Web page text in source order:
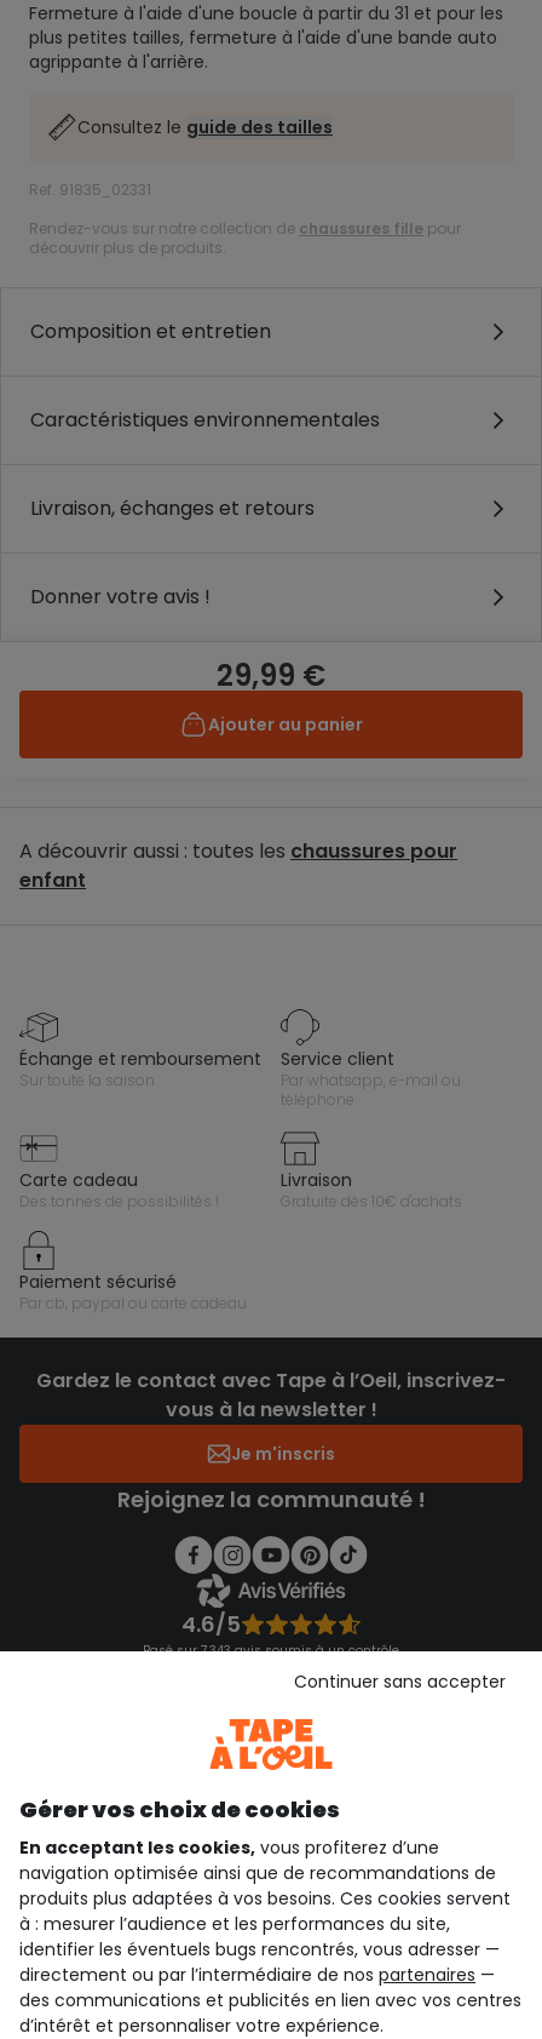
Fermeture à l'aide d'une boucle à partir du 31 et pour les
plus petites tailles, fermeture à l'aide d'une bande auto
agrippante à l'arrière.
Consultez le guide des tailles
Ref. 91835_02331
Rendez-vous sur notre collection de chaussures fille pour
découvrir plus de produits.
Composition et entretien
Caractéristiques environnementales
Livraison, échanges et retours
Donner votre avis !
29,99 €
Ajouter au panier
A découvrir aussi : toutes les chaussures pour
enfant
échange et remboursement
sur toute la saison
service client
par whatsapp, e-mail ou
téléphone
carte cadeau
des tonnes de possibilités !
livraison
gratuite dès 10€ d'achats
paiement sécurisé
par cb, paypal ou carte cadeau
Gardez le contact avec Tape à l’Oeil, inscrivez-
vous à la newsletter !
Je m'inscris
Rejoignez la communauté !
4.6/5
Basé sur 7 343 avis soumis à un contrôle
Consulter les CGU
qui sommes-nous ?
besoin d'aide ?
le club fidélité
Gérer vos choix de cookies
En acceptant les cookies, vous profiterez d’une
navigation optimisée ainsi que de recommandations de
produits plus adaptées à vos besoins. Ces cookies servent
à : mesurer l’audience et les performances du site,
identifier les éventuels bugs rencontrés, vous adresser —
directement ou par l’intermédiaire de nos partenaires —
des communications et publicités en lien avec vos centres
d’intérêt et personnaliser votre expérience.
Continuer sans accepter